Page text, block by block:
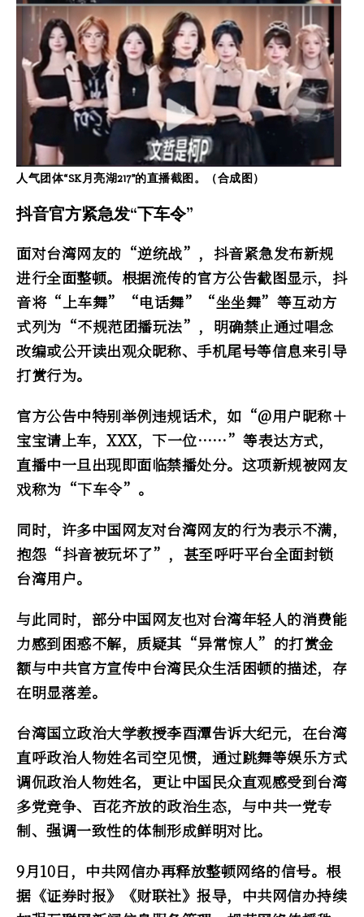
人气团体“SK月亮湖217”的直播截图。（合成图）
抖音官方紧急发“下车令”
面对台湾网友的“逆统战”，抖音紧急发布新规
进行全面整顿。根据流传的官方公告截图显示，抖
音将“上车舞”“电话舞”“坐坐舞”等互动方
式列为“不规范团播玩法”，明确禁止通过唱念
改编或公开读出观众昵称、手机尾号等信息来引导
打赏行为。
官方公告中特别举例违规话术，如“@用户昵称＋
宝宝请上车，XXX，下一位……”等表达方式，
直播中一旦出现即面临禁播处分。这项新规被网友
戏称为“下车令”。
同时，许多中国网友对台湾网友的行为表示不满，
抱怨“抖音被玩坏了”，甚至呼吁平台全面封锁
台湾用户。
与此同时，部分中国网友也对台湾年轻人的消费能
力感到困惑不解，质疑其“异常惊人”的打赏金
额与中共官方宣传中台湾民众生活困顿的描述，存
在明显落差。
台湾国立政治大学教授李酉潭告诉大纪元，在台湾
直呼政治人物姓名司空见惯，通过跳舞等娱乐方式
调侃政治人物姓名，更让中国民众直观感受到台湾
多党竞争、百花齐放的政治生态，与中共一党专
制、强调一致性的体制形成鲜明对比。
9月10日，中共网信办再释放整顿网络的信号。根
据《证券时报》《财联社》报导，中共网信办持续